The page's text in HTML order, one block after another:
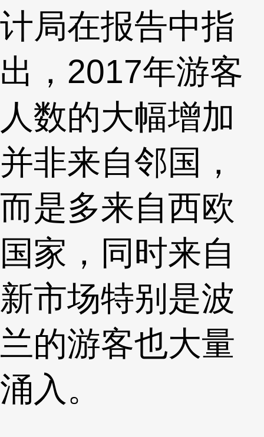
计局在报告中指
出，2017年游客
人数的大幅增加
并非来自邻国，
而是多来自西欧
国家，同时来自
新市场特别是波
兰的游客也大量
涌入。